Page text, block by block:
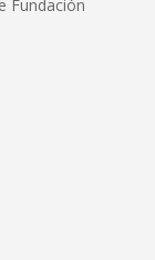
Fundación